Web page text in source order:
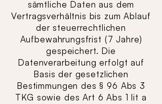
sämtliche Daten aus dem
Vertragsverhältnis bis zum Ablauf
der steuerrechtlichen
Aufbewahrungsfrist (7 Jahre)
gespeichert. Die
Datenverarbeitung erfolgt auf
Basis der gesetzlichen
Bestimmungen des § 96 Abs 3
TKG sowie des Art 6 Abs 1 lit a